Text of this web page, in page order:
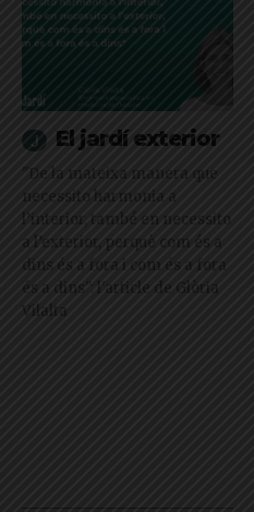
El jardí exterior
"De la mateixa manera que
necessito harmonia a
l’interior, també en necessito
a l’exterior, perquè com és a
dins és a fora i com és a fora
és a dins": l'article de Glòria
Vilalta